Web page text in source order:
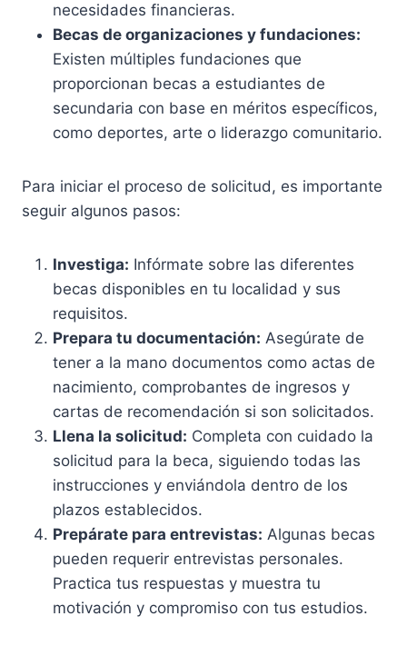
necesidades financieras.
Becas de organizaciones y fundaciones:
Existen múltiples fundaciones que
proporcionan becas a estudiantes de
secundaria con base en méritos específicos,
como deportes, arte o liderazgo comunitario.
Para iniciar el proceso de solicitud, es importante
seguir algunos pasos:
Investiga: Infórmate sobre las diferentes
becas disponibles en tu localidad y sus
requisitos.
Prepara tu documentación: Asegúrate de
tener a la mano documentos como actas de
nacimiento, comprobantes de ingresos y
cartas de recomendación si son solicitados.
Llena la solicitud: Completa con cuidado la
solicitud para la beca, siguiendo todas las
instrucciones y enviándola dentro de los
plazos establecidos.
Prepárate para entrevistas: Algunas becas
pueden requerir entrevistas personales.
Practica tus respuestas y muestra tu
motivación y compromiso con tus estudios.